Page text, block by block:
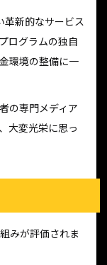
革新的なサービス
ログラムの独自
環境の整備に一
の専門メディア
大変光栄に思っ
みが評価されま